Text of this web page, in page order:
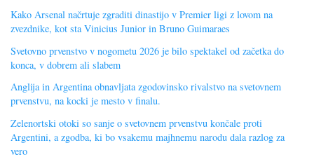
Kako Arsenal načrtuje zgraditi dinastijo v Premier ligi z lovom na
zvezdnike, kot sta Vinicius Junior in Bruno Guimaraes
Svetovno prvenstvo v nogometu 2026 je bilo spektakel od začetka do
konca, v dobrem ali slabem
Anglija in Argentina obnavljata zgodovinsko rivalstvo na svetovnem
prvenstvu, na kocki je mesto v finalu.
Zelenortski otoki so sanje o svetovnem prvenstvu končale proti
Argentini, a zgodba, ki bo vsakemu majhnemu narodu dala razlog za
vero